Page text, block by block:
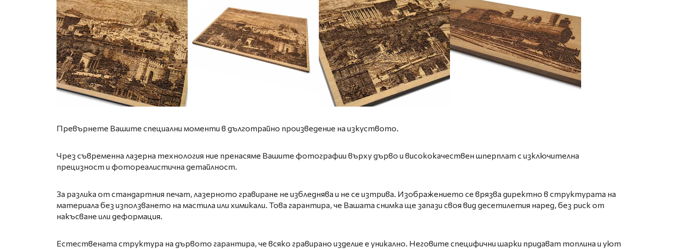
Превърнете Вашите специални моменти в дълготрайно произведение на изкуството.
Чрез съвременна лазерна технология ние пренасяме Вашите фотографии върху дърво и висококачествен шперплат с изключителна
прецизност и фотореалистична детайлност.
За разлика от стандартния печат, лазерното гравиране не избледнява и не се изтрива. Изображението се врязва директно в структурата на
материала без използването на мастила или химикали. Това гарантира, че Вашата снимка ще запази своя вид десетилетия наред, без риск от
накъсване или деформация.
Естествената структура на дървото гарантира, че всяко гравирано изделие е уникално. Неговите специфични шарки придават топлина и уют